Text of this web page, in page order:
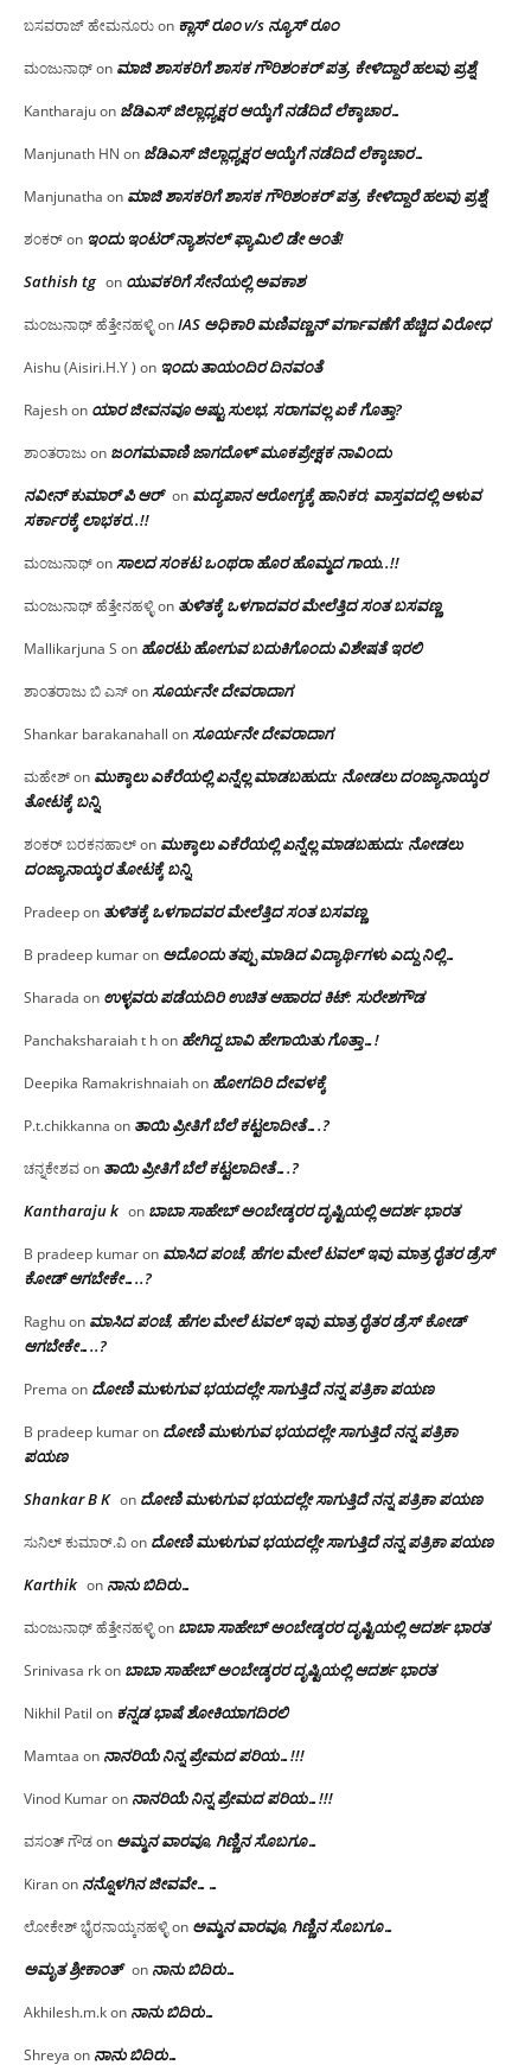
ಬಸವರಾಜ್ ಹೇಮನೂರುon ಕ್ಲಾಸ್ ರೂಂ v/s ನ್ಯೂಸ್ ರೂಂ
ಮಂಜುನಾಥ್on ಮಾಜಿ ಶಾಸಕರಿಗೆ ಶಾಸಕ ಗೌರಿಶಂಕರ್ ಪತ್ರ, ಕೇಳಿದ್ದಾರೆ ಹಲವು ಪ್ರಶ್ನೆ
Kantharajuon ಜೆಡಿಎಸ್ ಜಿಲ್ಲಾಧ್ಯಕ್ಷರ ಆಯ್ಕೆಗೆ ನಡೆದಿದೆ ಲೆಕ್ಕಾಚಾರ…
Manjunath HN on ಜೆಡಿಎಸ್ ಜಿಲ್ಲಾಧ್ಯಕ್ಷರ ಆಯ್ಕೆಗೆ ನಡೆದಿದೆ ಲೆಕ್ಕಾಚಾರ…
Manjunatha on ಮಾಜಿ ಶಾಸಕರಿಗೆ ಶಾಸಕ ಗೌರಿಶಂಕರ್ ಪತ್ರ, ಕೇಳಿದ್ದಾರೆ ಹಲವು ಪ್ರಶ್ನೆ
ಶಂಕರ್on ಇಂದು ಇಂಟರ್ ನ್ಯಾಶನಲ್ ಫ್ಯಾಮಿಲಿ ಡೇ ಅಂತೆ!
Sathish tg on ಯುವಕರಿಗೆ ಸೇನೆಯಲ್ಲಿ ಅವಕಾಶ
ಮಂಜುನಾಥ್ ಹೆತ್ತೇನಹಳ್ಳಿonIAS ಅಧಿಕಾರಿ ಮಣಿವಣ್ಣನ್ ವರ್ಗಾವಣೆಗೆ ಹೆಚ್ಚಿದ‌ ವಿರೋಧ
Aishu (Aisiri.H.Y ) on ಇಂದು ತಾಯಂದಿರ ದಿನವಂತೆ
Rajeshon ಯಾರ ಜೀವನವೂ ಅಷ್ಟು ಸುಲಭ, ಸರಾಗವಲ್ಲ ಏಕೆ ಗೊತ್ತಾ?
ಶಾಂತರಾಜುon ಜಂಗಮವಾಣಿ ಜಾಗದೊಳ್ ಮೂಕಪ್ರೇಕ್ಷಕ ನಾವಿಂದು
ನವೀನ್ ಕುಮಾರ್ ಪಿ ಆರ್ on ಮದ್ಯಪಾನ ಆರೋಗ್ಯಕ್ಕೆ ಹಾನಿಕರ; ವಾಸ್ತವದಲ್ಲಿ ಅಳುವ
ಸರ್ಕಾರಕ್ಕೆ ಲಾಭಕರ..!!
ಮಂಜುನಾಥ್onಸಾಲದ ಸಂಕಟ ಒಂಥರಾ ಹೊರ ಹೊಮ್ಮದ ಗಾಯ..!!
ಮಂಜುನಾಥ್ ಹೆತ್ತೇನಹಳ್ಳಿon ತುಳಿತಕ್ಕೆ ಒಳಗಾದವರ ಮೇಲೆತ್ತಿದ ಸಂತ ಬಸವಣ್ಣ
Mallikarjuna S on ಹೊರಟು ಹೋಗುವ ಬದುಕಿಗೊಂದು ವಿಶೇಷತೆ ಇರಲಿ
ಶಾಂತರಾಜು ಬಿ ಎಸ್onಸೂರ್ಯನೇ ದೇವರಾದಾಗ
Shankar barakanahall onಸೂರ್ಯನೇ ದೇವರಾದಾಗ
ಮಹೇಶ್on ಮುಕ್ಕಾಲು ಎಕೆರೆಯಲ್ಲಿ ಏನ್ನೆಲ್ಲ‌ ಮಾಡಬಹುದು: ನೋಡಲು ದಂಜ್ಯಾನಾಯ್ಕರ
ತೋಟಕ್ಕೆ ಬನ್ನಿ
ಶಂಕರ್ ಬರಕನಹಾಲ್on ಮುಕ್ಕಾಲು ಎಕೆರೆಯಲ್ಲಿ ಏನ್ನೆಲ್ಲ‌ ಮಾಡಬಹುದು: ನೋಡಲು
ದಂಜ್ಯಾನಾಯ್ಕರ ತೋಟಕ್ಕೆ ಬನ್ನಿ
Pradeepon ತುಳಿತಕ್ಕೆ ಒಳಗಾದವರ ಮೇಲೆತ್ತಿದ ಸಂತ ಬಸವಣ್ಣ
B pradeep kumaron ಅದೊಂದು ತಪ್ಪು ಮಾಡಿದ ವಿದ್ಯಾರ್ಥಿಗಳು ಎದ್ದು ನಿಲ್ಲಿ…
Sharada on ಉಳ್ಳವರು ಪಡೆಯದಿರಿ ಉಚಿತ ಆಹಾರದ ಕಿಟ್: ಸುರೇಶಗೌಡ
Panchaksharaiah t hon ಹೇಗಿದ್ದ ಬಾವಿ ಹೇಗಾಯಿತು ಗೊತ್ತಾ…!
Deepika Ramakrishnaiahon ಹೋಗದಿರಿ ದೇವಳಕ್ಕೆ
P.t.chikkanna on ತಾಯಿ ಪ್ರೀತಿಗೆ ಬೆಲೆ ಕಟ್ಟಲಾದೀತೆ….?
ಚನ್ನಕೇಶವon ತಾಯಿ ಪ್ರೀತಿಗೆ ಬೆಲೆ ಕಟ್ಟಲಾದೀತೆ….?
Kantharaju k on ಬಾಬಾ ಸಾಹೇಬ್ ಅಂಬೇಡ್ಕರರ ದೃಷ್ಟಿಯಲ್ಲಿ ಆದರ್ಶ ಭಾರತ
B pradeep kumaron ಮಾಸಿದ ಪಂಚೆ, ಹೆಗಲ ಮೇಲೆ ಟವಲ್‌ ಇವು ಮಾತ್ರ ರೈತರ ಡ್ರೆಸ್‌
ಕೋಡ್ ಆಗಬೇಕೇ…..?‌
Raghuon ಮಾಸಿದ ಪಂಚೆ, ಹೆಗಲ ಮೇಲೆ ಟವಲ್‌ ಇವು ಮಾತ್ರ ರೈತರ ಡ್ರೆಸ್‌ ಕೋಡ್
ಆಗಬೇಕೇ…..?‌
Prema on ದೋಣಿ ಮುಳುಗುವ ಭಯದಲ್ಲೇ ಸಾಗುತ್ತಿದೆ ನನ್ನ ಪತ್ರಿಕಾ ಪಯಣ
B pradeep kumaron ದೋಣಿ ಮುಳುಗುವ ಭಯದಲ್ಲೇ ಸಾಗುತ್ತಿದೆ ನನ್ನ ಪತ್ರಿಕಾ
ಪಯಣ
Shankar B K on ದೋಣಿ ಮುಳುಗುವ ಭಯದಲ್ಲೇ ಸಾಗುತ್ತಿದೆ ನನ್ನ ಪತ್ರಿಕಾ ಪಯಣ
ಸುನಿಲ್ ಕುಮಾರ್.ವಿon ದೋಣಿ ಮುಳುಗುವ ಭಯದಲ್ಲೇ ಸಾಗುತ್ತಿದೆ ನನ್ನ ಪತ್ರಿಕಾ ಪಯಣ
Karthik on ನಾನು ಬಿದಿರು…
ಮಂಜುನಾಥ್ ಹೆತ್ತೇನಹಳ್ಳಿon ಬಾಬಾ ಸಾಹೇಬ್ ಅಂಬೇಡ್ಕರರ ದೃಷ್ಟಿಯಲ್ಲಿ ಆದರ್ಶ ಭಾರತ
Srinivasa rkon ಬಾಬಾ ಸಾಹೇಬ್ ಅಂಬೇಡ್ಕರರ ದೃಷ್ಟಿಯಲ್ಲಿ ಆದರ್ಶ ಭಾರತ
Nikhil Patil on ಕನ್ನಡ ಭಾಷೆ ಶೋಕಿಯಾಗದಿರಲಿ
Mamtaa on ನಾನರಿಯೆ ನಿನ್ನ ಪ್ರೇಮದ ಪರಿಯ…!!!
Vinod Kumaron ನಾನರಿಯೆ ನಿನ್ನ ಪ್ರೇಮದ ಪರಿಯ…!!!
ವಸಂತ್ ಗೌಡon ಅಮ್ಮನ ವಾರವೂ, ಗಿಣ್ಣಿನ ಸೊಬಗೂ…
Kiranon ನನ್ನೊಳಗಿನ ಜೀವವೇ……
ಲೋಕೇಶ್ ಭೈರನಾಯ್ಕನಹಳ್ಳಿon ಅಮ್ಮನ ವಾರವೂ, ಗಿಣ್ಣಿನ ಸೊಬಗೂ…
ಅಮೃತ ಶ್ರೀಕಾಂತ್ on ನಾನು ಬಿದಿರು…
Akhilesh.m.kon ನಾನು ಬಿದಿರು…
Shreya on ನಾನು ಬಿದಿರು…